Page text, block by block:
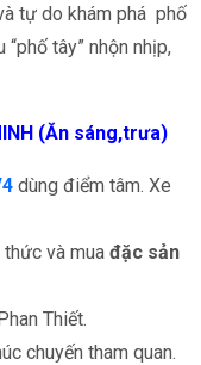
tự do khám phá phố
tây” nhộn nhịp,
(Ăn sáng,trưa)
dùng điểm tâm. Xe
và mua đặc sản
Thiết.
chuyến tham quan.